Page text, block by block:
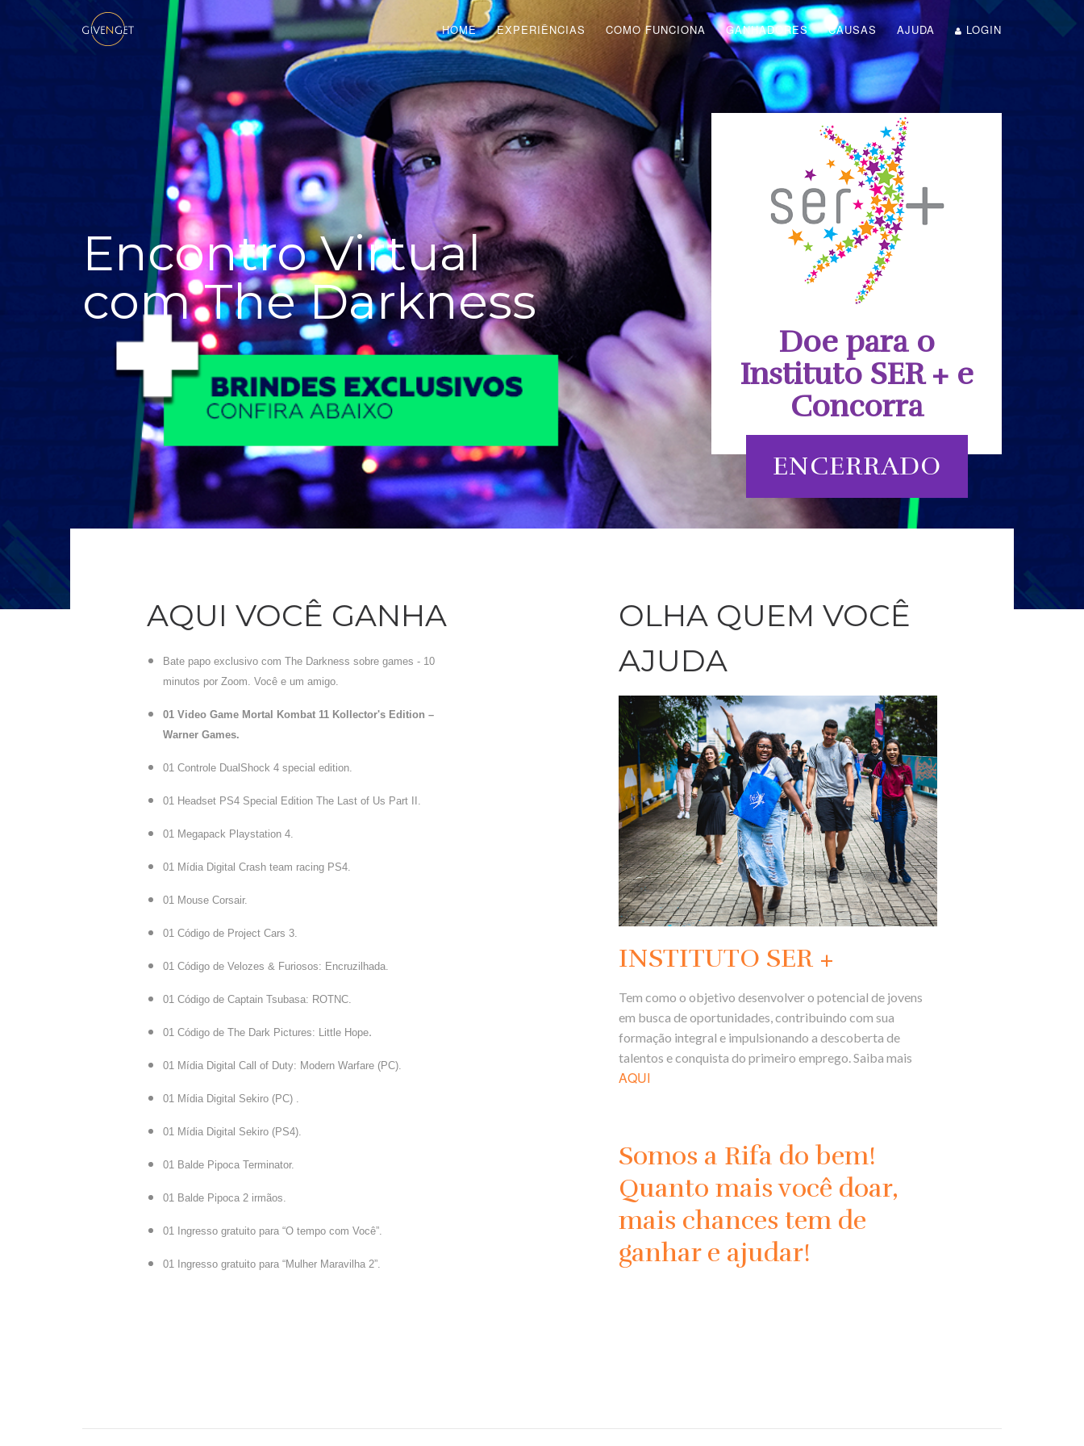
HOME EXPERIÊNCIAS COMO FUNCIONA GANHADORES CAUSAS AJUDA LOGIN
Encontro Virtual
com The Darkness
Doe para o
Instituto SER + e
Concorra
ENCERRADO
AQUI VOCÊ GANHA
Bate papo exclusivo com The Darkness sobre games - 10
minutos por Zoom. Você e um amigo.
01 Video Game Mortal Kombat 11 Kollector's Edition –
Warner Games.
01 Controle DualShock 4 special edition.
01 Headset PS4 Special Edition The Last of Us Part II.
01 Megapack Playstation 4.
01 Mídia Digital Crash team racing PS4.
01 Mouse Corsair.
01 Código de Project Cars 3.
01 Código de Velozes & Furiosos: Encruzilhada.
01 Código de Captain Tsubasa: ROTNC.
01 Código de The Dark Pictures: Little Hope.
01 Mídia Digital Call of Duty: Modern Warfare (PC).
01 Mídia Digital Sekiro (PC) .
01 Mídia Digital Sekiro (PS4).
01 Balde Pipoca Terminator.
01 Balde Pipoca 2 irmãos.
01 Ingresso gratuito para “O tempo com Você”.
01 Ingresso gratuito para “Mulher Maravilha 2”.
OLHA QUEM VOCÊ
AJUDA
INSTITUTO SER +
Tem como o objetivo desenvolver o potencial de jovens
em busca de oportunidades, contribuindo com sua
formação integral e impulsionando a descoberta de
talentos e conquista do primeiro emprego. Saiba mais
AQUI
Somos a Rifa do bem!
Quanto mais você doar,
mais chances tem de
ganhar e ajudar!